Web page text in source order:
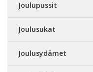
Joulupussit
Joulusukat
Joulusydämet